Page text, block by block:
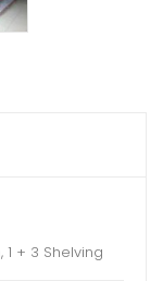
1 + 3 Shelving